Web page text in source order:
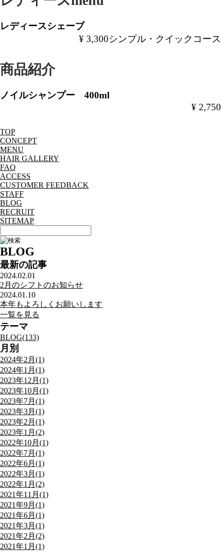
レディースシェーブ
¥ 3,300シンプル・クイックコース
商品紹介
ノイルシャンプー 400ml
¥ 2,750
TOP
CONCEPT
MENU
HAIR GALLERY
FAQ
ACCESS
CUSTOMER FEEDBACK
STAFF
BLOG
RECRUIT
SITEMAP
BLOG
最新の記事
2024.02.01
2月のシフトのお知らせ
2024.01.10
本年もよろしくお願いします
一覧を見る
テーマ
BLOG(133)
月別
2024年2月(1)
2024年1月(1)
2023年12月(1)
2023年10月(1)
2023年7月(1)
2023年3月(1)
2023年2月(1)
2023年1月(2)
2022年10月(1)
2022年7月(1)
2022年6月(1)
2022年3月(1)
2022年1月(2)
2021年11月(1)
2021年9月(1)
2021年6月(1)
2021年3月(1)
2021年2月(2)
2021年1月(1)